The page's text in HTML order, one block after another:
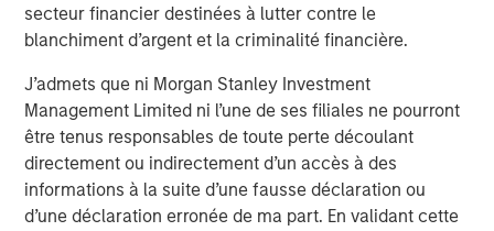
secteur financier destinées à lutter contre le
blanchiment d’argent et la criminalité financière.
J’admets que ni Morgan Stanley Investment
Management Limited ni l’une de ses filiales ne pourront
être tenus responsables de toute perte découlant
directement ou indirectement d’un accès à des
informations à la suite d’une fausse déclaration ou
d’une déclaration erronée de ma part. En validant cette